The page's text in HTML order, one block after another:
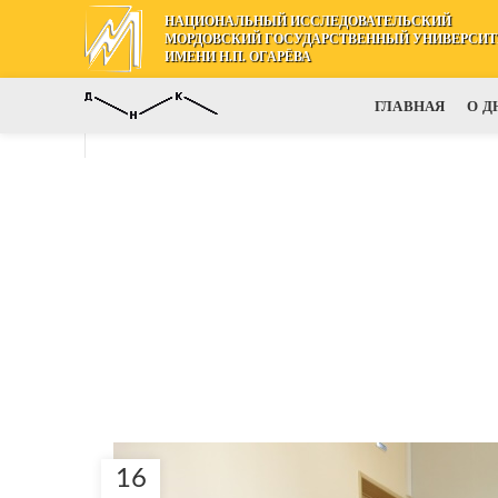
НАЦИОНАЛЬНЫЙ ИССЛЕДОВАТЕЛЬСКИЙ
МОРДОВСКИЙ ГОСУДАРСТВЕННЫЙ
ИМЕНИ Н.П. ОГАРЁВА
ГЛАВНАЯ О
16